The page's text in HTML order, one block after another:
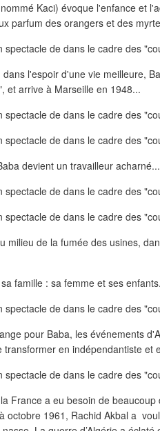
Kaci) évoque l'enfance et
parfum des orangers et des
l'espoir d'une vie meilleure,
et arrive à Marseille en 1948...
devient un travailleur acharné...
milieu de la fumée des usines,
famille : sa femme et ses
pour Baba, les événements
transformer en indépendantiste et
France a eu besoin de beaucoup
octobre 1961, Rachid Akbal a